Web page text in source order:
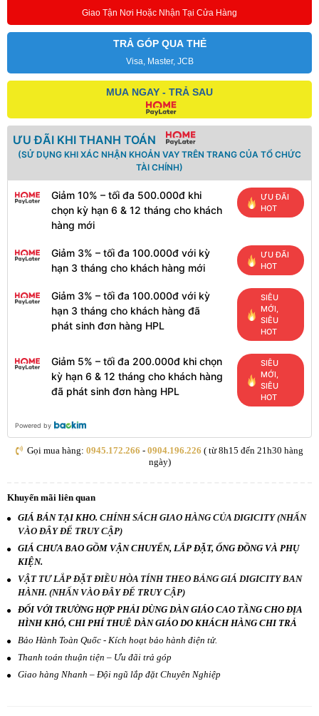
Giao Tận Nơi Hoặc Nhận Tại Cửa Hàng
TRẢ GÓP QUA THẺ
Visa, Master, JCB
MUA NGAY - TRẢ SAU
ƯU ĐÃI KHI THANH TOÁN
(SỬ DỤNG KHI XÁC NHẬN KHOẢN VAY TRÊN TRANG CỦA TỔ CHỨC
TÀI CHÍNH)
Giảm 10% – tối đa 500.000đ khi
chọn kỳ hạn 6 & 12 tháng cho khách
hàng mới
ƯU ĐÃI
HOT
Giảm 3% – tối đa 100.000đ với kỳ
hạn 3 tháng cho khách hàng mới
ƯU ĐÃI
HOT
Giảm 3% – tối đa 100.000đ với kỳ
hạn 3 tháng cho khách hàng đã
phát sinh đơn hàng HPL
SIÊU
MỚI,
SIÊU
HOT
Giảm 5% – tối đa 200.000đ khi chọn
kỳ hạn 6 & 12 tháng cho khách hàng
đã phát sinh đơn hàng HPL
SIÊU
MỚI,
SIÊU
HOT
Powered by
Gọi mua hàng: 0945.172.266 - 0904.196.226 ( từ 8h15 đến 21h30 hàng
ngày)
Khuyến mãi liên quan
GIÁ BÁN TẠI KHO. CHÍNH SÁCH GIAO HÀNG CỦA DIGICITY (NHẤN
VÀO ĐÂY ĐỂ TRUY CẬP)
GIÁ CHƯA BAO GỒM VẬN CHUYỂN, LẮP ĐẶT, ỐNG ĐỒNG VÀ PHỤ
KIỆN.
VẬT TƯ LẮP ĐẶT ĐIỀU HÒA TÍNH THEO BẢNG GIÁ DIGICITY BAN
HÀNH. (NHẤN VÀO ĐÂY ĐỂ TRUY CẬP)
ĐỐI VỚI TRƯỜNG HỢP PHẢI DÙNG DÀN GIÁO CAO TẦNG CHO ĐỊA
HÌNH KHÓ, CHI PHÍ THUÊ DÀN GIÁO DO KHÁCH HÀNG CHI TRẢ
Bảo Hành Toàn Quốc - Kích hoạt bảo hành điện tử.
Thanh toán thuận tiện – Ưu đãi trả góp
Giao hàng Nhanh – Đội ngũ lắp đặt Chuyên Nghiệp